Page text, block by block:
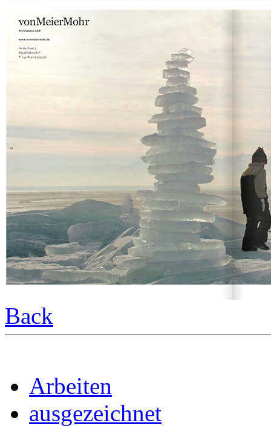
Back
Arbeiten
ausgezeichnet